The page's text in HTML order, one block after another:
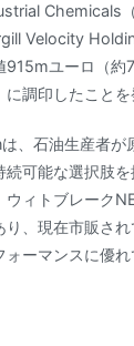
Chemicals
Velocity
915mユーロ（
調印したことを
、石油生産者が
可能な選択肢
ウィトブレーク
り、現在市販さ
ーマンスに優れ